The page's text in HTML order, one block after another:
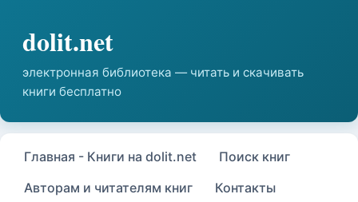
Главная - Книги на dolit.net
Поиск книг
Авторам и читателям книг
Контакты